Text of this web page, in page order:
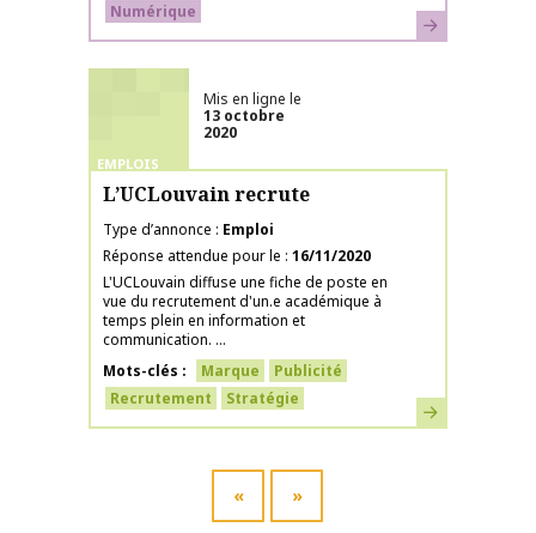
Numérique
En savoir plus
EMPLOIS
Mis en ligne le
13 octobre
2020
L’UCLouvain recrute
Type d’annonce
Emploi
Réponse attendue pour le 16/11/2020
L'UCLouvain diffuse une fiche de poste en
vue du recrutement d'un.e académique à
temps plein en information et
communication. ...
Mots-clés
Marque
Publicité
Recrutement
Stratégie En savoir plus
« »